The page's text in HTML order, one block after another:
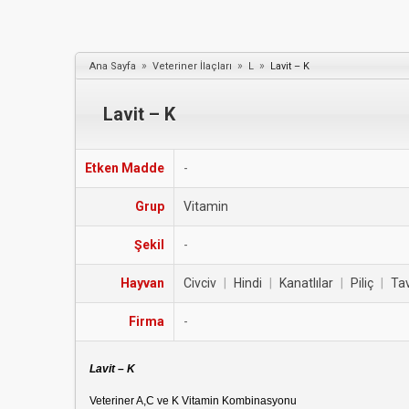
Ana Sayfa » Veteriner İlaçları » L » Lavit – K
Lavit – K
Etken Madde -
Grup Vitamin
Şekil -
Hayvan Civciv Hindi Kanatlılar Piliç
Firma -
Lavit – K
Veteriner A,C ve K Vitamin Kombinasyonu